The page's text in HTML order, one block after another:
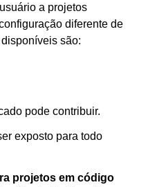
a projetos
diferente de
são:
pode contribuir.
exposto para todo
projetos em código